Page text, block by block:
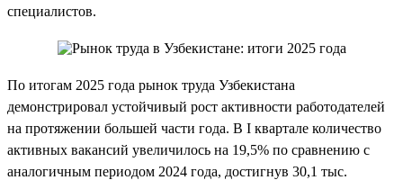
специалистов.
По итогам 2025 года рынок труда Узбекистана
демонстрировал устойчивый рост активности работодателей
на протяжении большей части года. В I квартале количество
активных вакансий увеличилось на 19,5% по сравнению с
аналогичным периодом 2024 года, достигнув 30,1 тыс.